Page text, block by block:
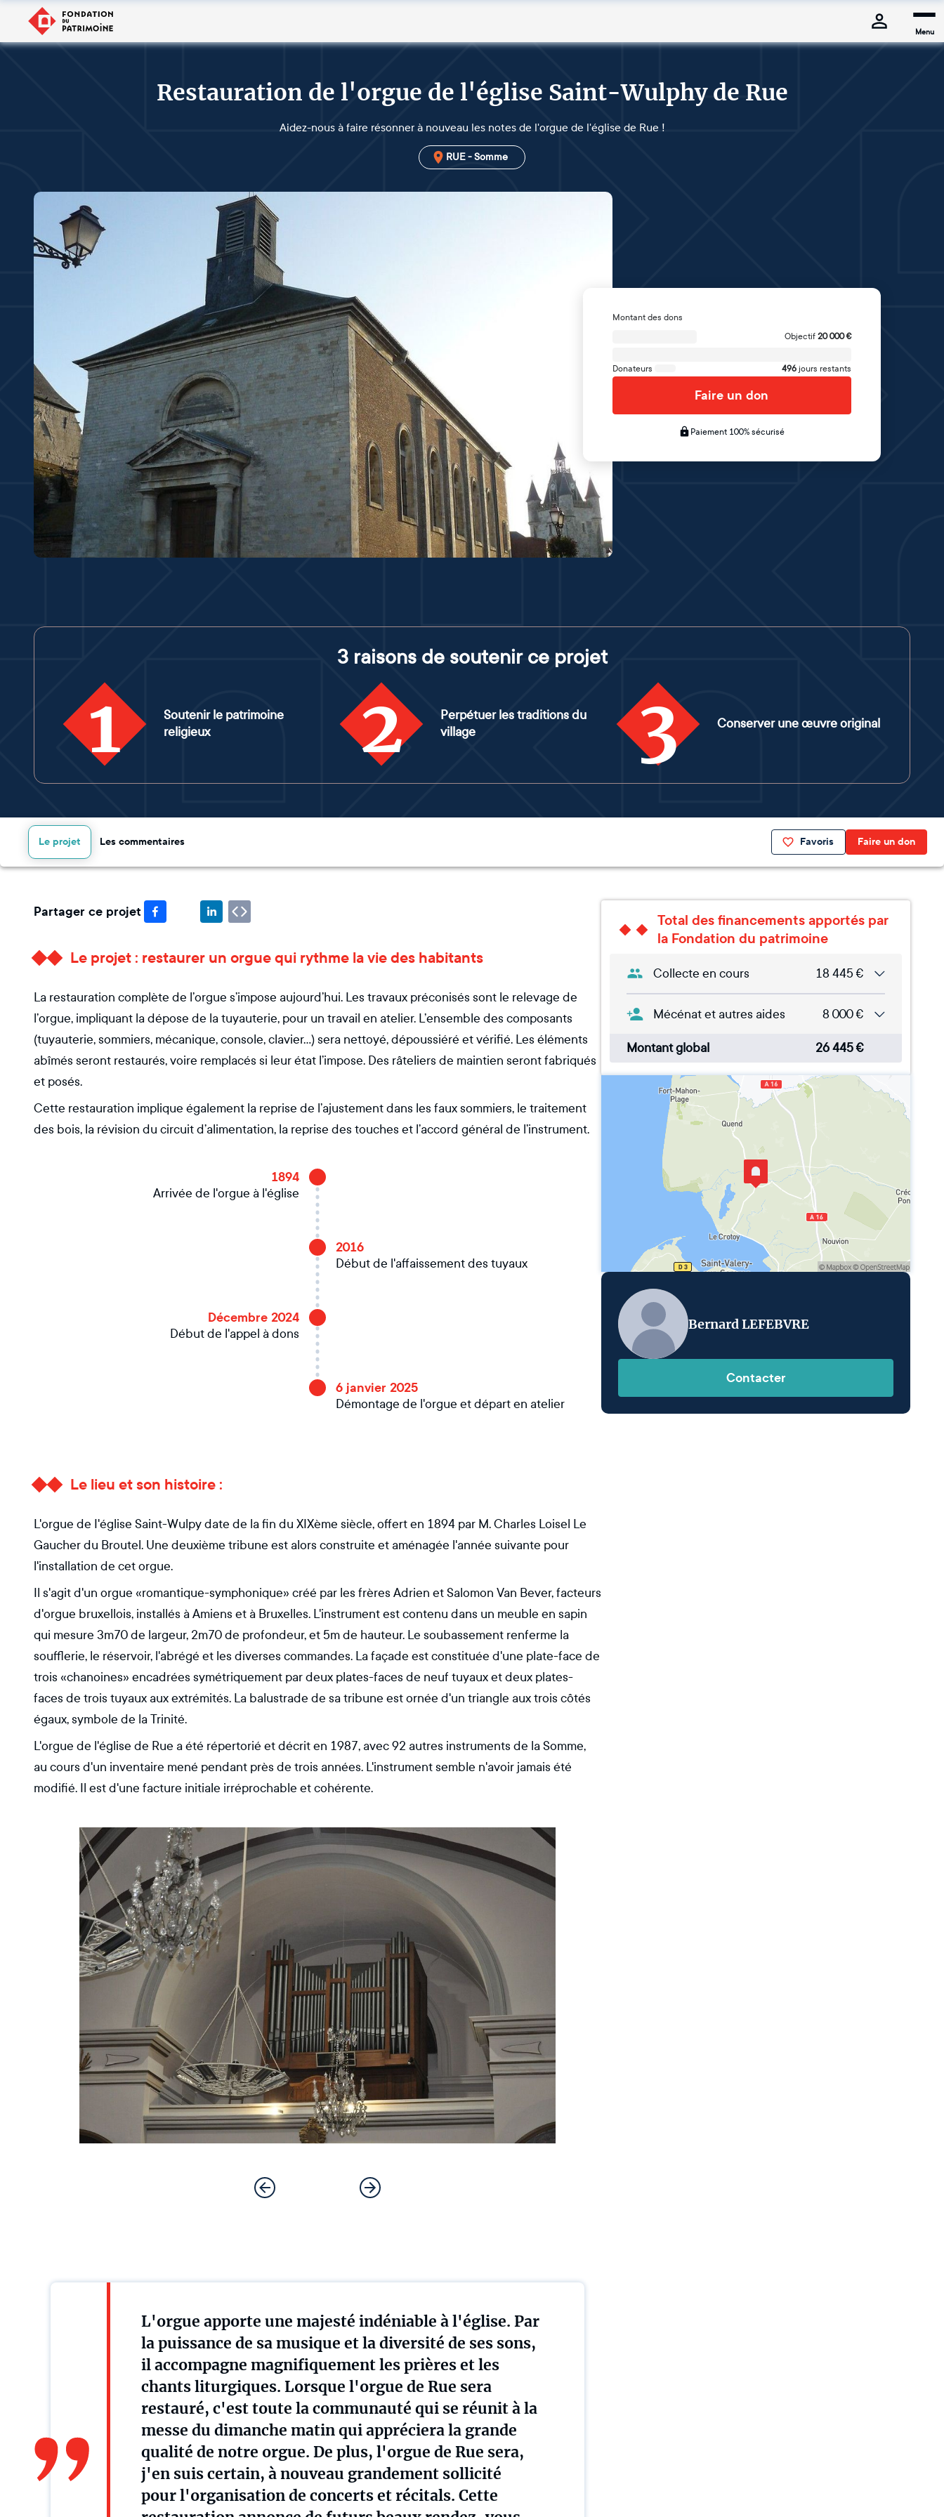
Menu
Restauration de l'orgue de l'église Saint-Wulphy de Rue
Aidez-nous à faire résonner à nouveau les notes de l'orgue de l'église de Rue !
RUE - Somme
Montant des dons
Objectif 20 000€
Donateurs 496 jours restants
Faire un don
Paiement 100% sécurisé
3 raisons de soutenir ce projet
1
Soutenir le patrimoine
religieux
2
Perpétuer les traditions du
village
3 Conserver une œuvre original
Favoris Faire un don
Le projet Les commentaires
Partager ce projet
Le projet : restaurer un orgue qui rythme la vie des habitants
La restauration complète de l’orgue s’impose aujourd’hui. Les travaux préconisés sont le relevage de
l’orgue, impliquant la dépose de la tuyauterie, pour un travail en atelier. L’ensemble des composants
(tuyauterie, sommiers, mécanique, console, clavier…) sera nettoyé, dépoussiéré et vérifié. Les éléments
abîmés seront restaurés, voire remplacés si leur état l’impose. Des râteliers de maintien seront fabriqués
et posés.
Cette restauration implique également la reprise de l’ajustement dans les faux sommiers, le traitement
des bois, la révision du circuit d’alimentation, la reprise des touches et l’accord général de l’instrument.
1894
Arrivée de l'orgue à l'église
2016
Début de l'affaissement des tuyaux
Décembre 2024
Début de l'appel à dons
6 janvier 2025
Démontage de l'orgue et départ en atelier
Le lieu et son histoire :
L'orgue de I'église Saint-Wulpy date de la fin du XIXème siècle, offert en 1894 par M. Charles Loisel Le
Gaucher du Broutel. Une deuxième tribune est alors construite et aménagée l'année suivante pour
l'installation de cet orgue.
Il s'agit d'un orgue «romantique-symphonique» créé par les frères Adrien et Salomon Van Bever, facteurs
d'orgue bruxellois, installés à Amiens et à Bruxelles. L'instrument est contenu dans un meuble en sapin
qui mesure 3m70 de largeur, 2m70 de profondeur, et 5m de hauteur. Le soubassement renferme la
soufflerie, le réservoir, l'abrégé et les diverses commandes. La façade est constituée d'une plate-face de
trois «chanoines» encadrées symétriquement par deux plates-faces de neuf tuyaux et deux plates-
faces de trois tuyaux aux extrémités. La balustrade de sa tribune est ornée d'un triangle aux trois côtés
égaux, symbole de la Trinité.
L'orgue de l'église de Rue a été répertorié et décrit en 1987, avec 92 autres instruments de la Somme,
au cours d'un inventaire mené pendant près de trois années. L'instrument semble n'avoir jamais été
modifié. Il est d'une facture initiale irréprochable et cohérente.
L'orgue apporte une majesté indéniable à l'église. Par
la puissance de sa musique et la diversité de ses sons,
il accompagne magnifiquement les prières et les
chants liturgiques. Lorsque l'orgue de Rue sera
restauré, c'est toute la communauté qui se réunit à la
messe du dimanche matin qui appréciera la grande
qualité de notre orgue. De plus, l'orgue de Rue sera,
j'en suis certain, à nouveau grandement sollicité
pour l'organisation de concerts et récitals. Cette
Total des financements apportés par
la Fondation du patrimoine
Collecte en cours 18 445 €
Mécénat et autres aides 8 000€
Montant global 26 445€
Bernard LEFEBVRE
Contacter